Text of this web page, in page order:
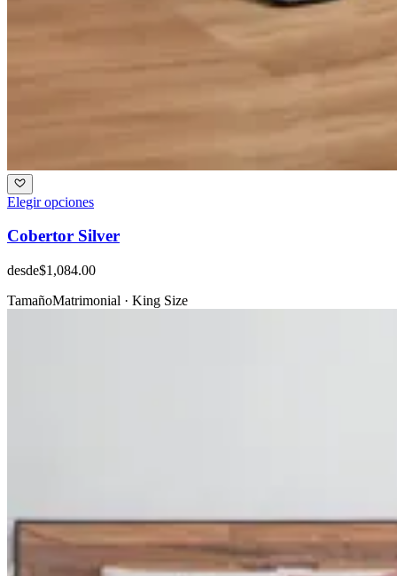
Elegir opciones
Cobertor Silver
desde$1,084.00
TamañoMatrimonial · King Size